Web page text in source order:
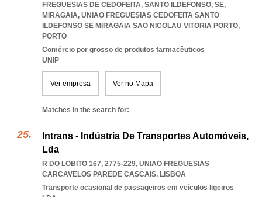
FREGUESIAS DE CEDOFEITA, SANTO ILDEFONSO, SE,
MIRAGAIA, UNIAO FREGUESIAS CEDOFEITA SANTO
ILDEFONSO SE MIRAGAIA SAO NICOLAU VITORIA PORTO,
PORTO
Comércio por grosso de produtos farmacêuticos
UNIP
Ver empresa Ver no Mapa
Matches in the search for:
Intrans - Indústria De Transportes Automóveis,
Lda
R DO LOBITO 167, 2775-229, UNIAO FREGUESIAS
CARCAVELOS PAREDE CASCAIS, LISBOA
Transporte ocasional de passageiros em veículos ligeiros